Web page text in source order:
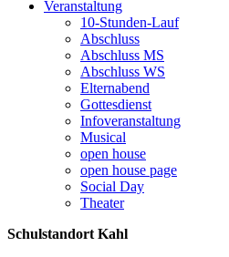
Veranstaltung
10-Stunden-Lauf
Abschluss
Abschluss MS
Abschluss WS
Elternabend
Gottesdienst
Infoveranstaltung
Musical
open house
open house page
Social Day
Theater
Schulstandort Kahl